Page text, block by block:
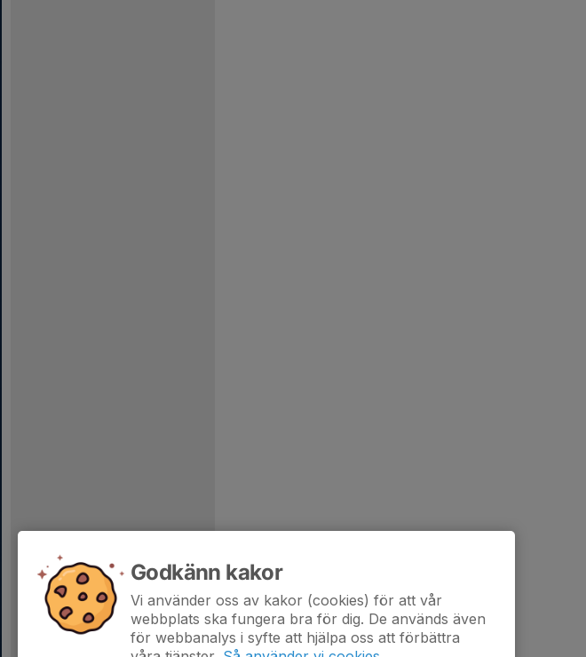
Godkänn kakor
Vi använder oss av kakor (cookies) för att vår
webbplats ska fungera bra för dig. De används även
för webbanalys i syfte att hjälpa oss att förbättra